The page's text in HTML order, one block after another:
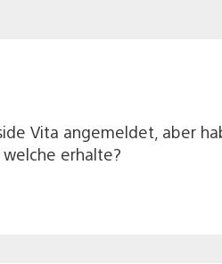
Vita angemeldet, aber
erhalte?